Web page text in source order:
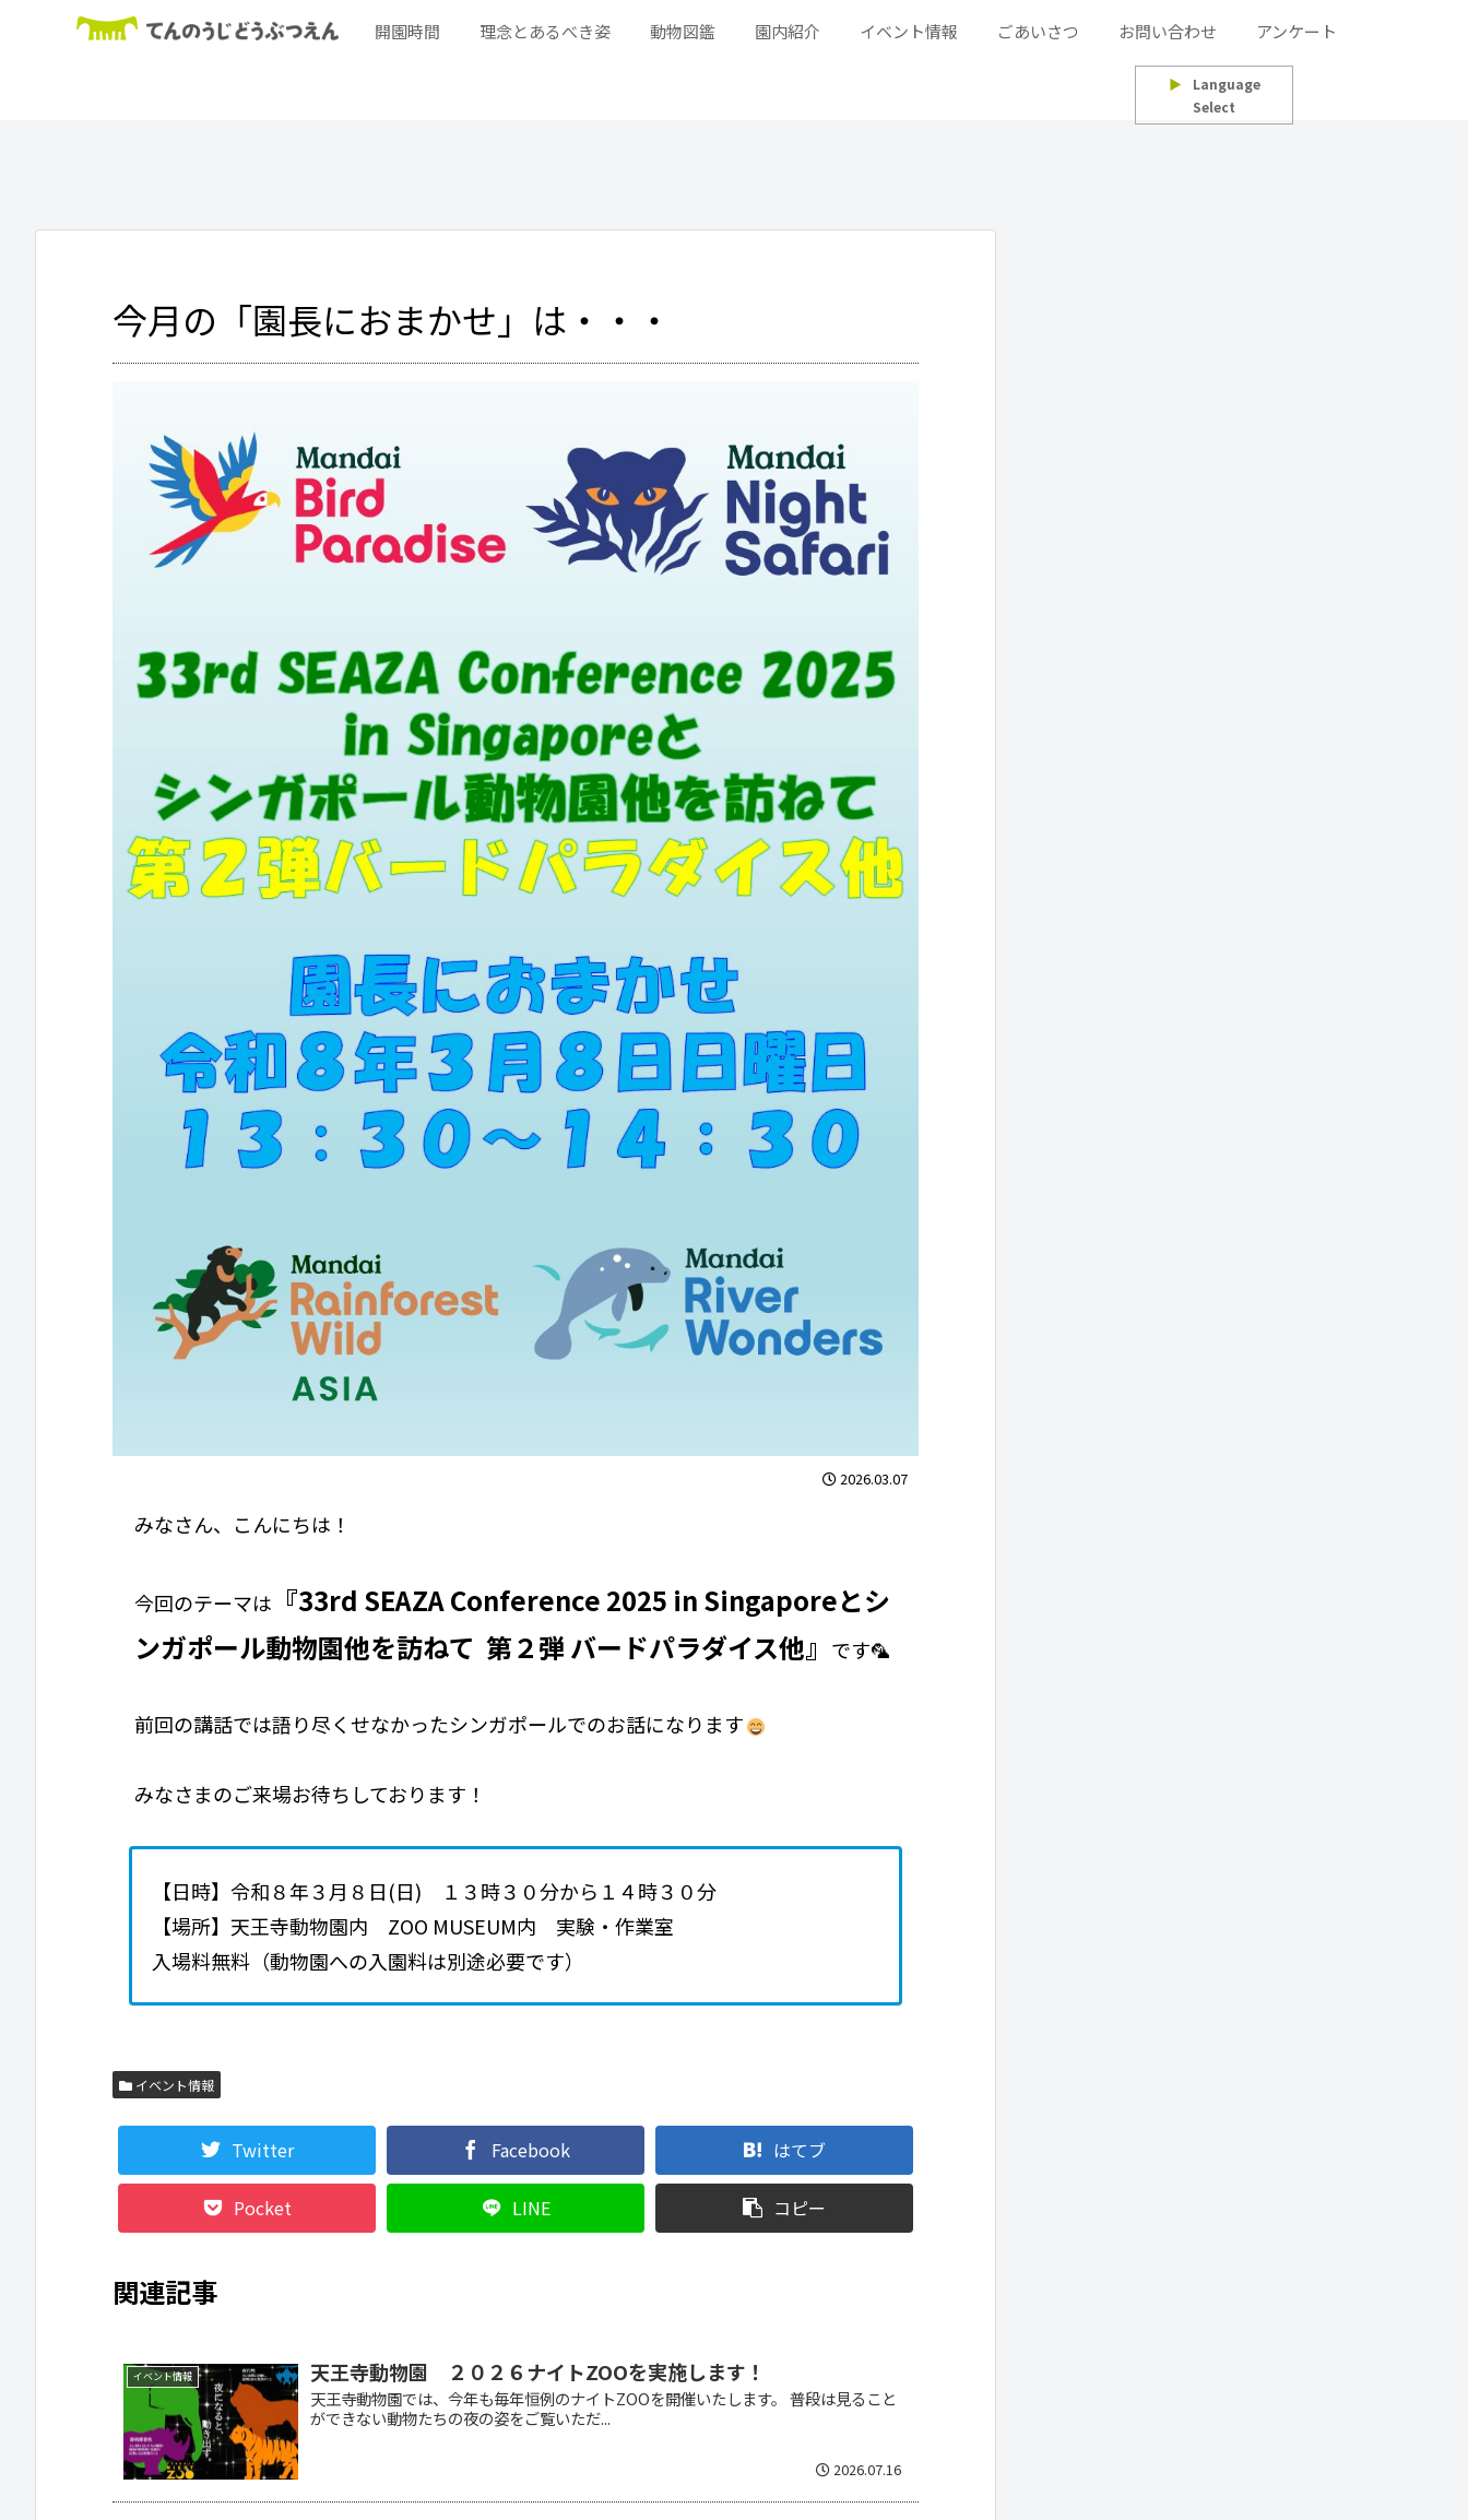
開園時間 理念とあるべき姿 動物図鑑 園内紹介 イベント情報 ごあいさつ お問い合わせ アンケート
▶
Language
Select
今月の「園長におまかせ」は・・・
2026.03.07
みなさん、こんにちは！
今回のテーマは 『33rd SEAZA Conference 2025 in Singaporeとシ
ンガポール動物園他を訪ねて 第２弾 バードパラダイス他』 です🦜
前回の講話では語り尽くせなかったシンガポールでのお話になります
みなさまのご来場お待ちしております！
【日時】令和８年３月８日(日) １３時３０分から１４時３０分
【場所】天王寺動物園内 ZOO MUSEUM内 実験・作業室
入場料無料（動物園への入園料は別途必要です）
イベント情報
Twitter Facebook はてブ
Pocket LINE コピー
関連記事
イベント情報 天王寺動物園 ２０２６ナイトZOOを実施します！
天王寺動物園では、今年も毎年恒例のナイトZOOを開催いたします。 普段は見ること
ができない動物たちの夜の姿をご覧いただ...
2026.07.16